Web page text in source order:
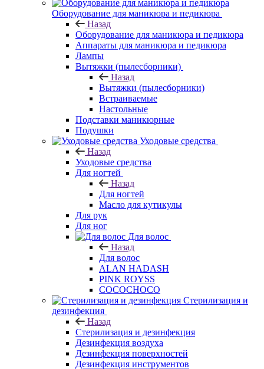
Оборудование для маникюра и педикюра
Назад
Оборудование для маникюра и педикюра
Аппараты для маникюра и педикюра
Лампы
Вытяжки (пылесборники)
Назад
Вытяжки (пылесборники)
Встраиваемые
Настольные
Подставки маникюрные
Подушки
Уходовые средства
Назад
Уходовые средства
Для ногтей
Назад
Для ногтей
Масло для кутикулы
Для рук
Для ног
Для волос
Назад
Для волос
ALAN HADASH
PINK ROYSS
COCOCHOCO
Стерилизация и
дезинфекция
Назад
Стерилизация и дезинфекция
Дезинфекция воздуха
Дезинфекция поверхностей
Дезинфекция инструментов